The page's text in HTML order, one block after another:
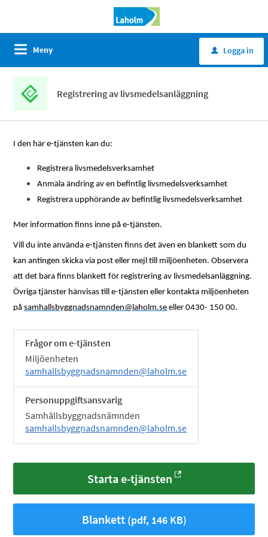
Meny u Logga in
Registrering av livsmedelsanläggning
I den här e-tjänsten kan du:
Registrera livsmedelsverksamhet
Anmäla ändring av en befintlig livsmedelsverksamhet
Registrera upphörande av befintlig livsmedelsverksamhet
Mer information finns inne på e-tjänsten.
Vill du inte använda e-tjänsten finns det även en blankettsom du
kan antingen skicka via post eller mejl till miljöenheten. Observera
att det bara finns blankett för registrering av livsmedelsanläggning.
Övriga tjänster hänvisas till e-tjänsten eller kontakta miljöenheten
påsamhallsbyggnadsnamnden@laholm.se eller 0430- 150 00.
Frågor om e-tjänsten
Miljöenheten
samhallsbyggnadsnamnden@laholm.se
Personuppgiftsansvarig
Samhällsbyggnadsnämnden
samhallsbyggnadsnamnden@laholm.se
Starta e-tjänsten
Blankett(pdf, 146 KB)